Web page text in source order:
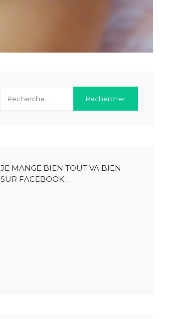
JE MANGE BIEN TOUT VA BIEN
SUR FACEBOOK…